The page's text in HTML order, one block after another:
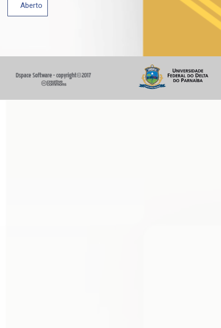
Aberto